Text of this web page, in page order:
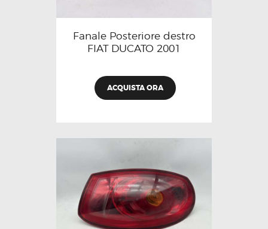
Fanale Posteriore destro
FIAT DUCATO 2001
ACQUISTA ORA